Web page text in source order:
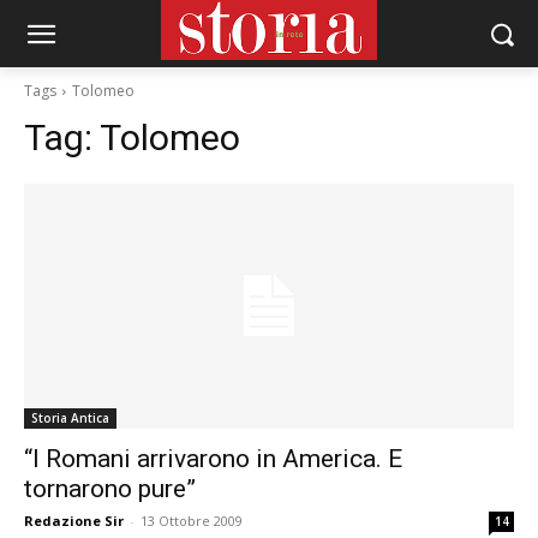
Tags Tolomeo
Tag: Tolomeo
Storia Antica
“I Romani arrivarono in America. E
tornarono pure”
Redazione Sir - 13 Ottobre 2009 14